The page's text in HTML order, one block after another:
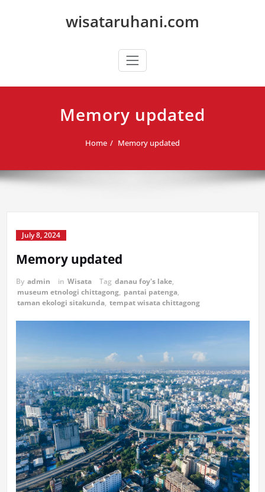
wisataruhani.com
Memory updated
Home Memory updated
July 8, 2024
Memory updated
By admin in Wisata Tag danau foy's lake,
museum etnologi chittagong, pantai patenga,
taman ekologi sitakunda, tempat wisata chittagong